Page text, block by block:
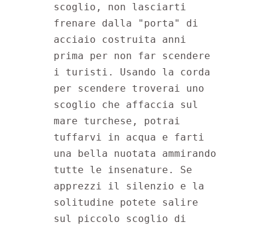
scoglio, non lasciarti
frenare dalla "porta" di
acciaio costruita anni
prima per non far scendere
i turisti. Usando la corda
per scendere troverai uno
scoglio che affaccia sul
mare turchese, potrai
tuffarvi in acqua e farti
una bella nuotata ammirando
tutte le insenature. Se
apprezzi il silenzio e la
solitudine potete salire
sul piccolo scoglio di